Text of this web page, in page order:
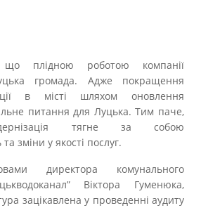
плідною роботою компанії
громада. Адже покращення
в місті шляхом оновлення
питання для Луцька. Тим паче,
тягне за собою
зміни у якості послуг.
директора комунального
Віктора Гуменюка,
зацікавлена у проведенні аудиту